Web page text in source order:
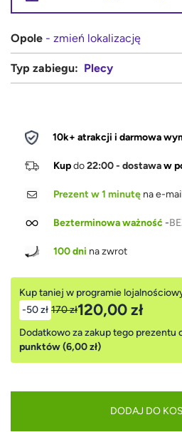
Opole - zmień lokalizację
Typ zabiegu: Plecy
10k+ atrakcji i darmowa
Kupdo22:00 - dostawaw
Prezent w 1 minutę na e-mail
Bezterminowa ważność-
100 dni na zwrot
Kup taniej w programie
-50 zł 170 zł120,00 zł
Dodatkowo za zakup tego prezentu
punktów (6,00 zł)
DODAJ DO